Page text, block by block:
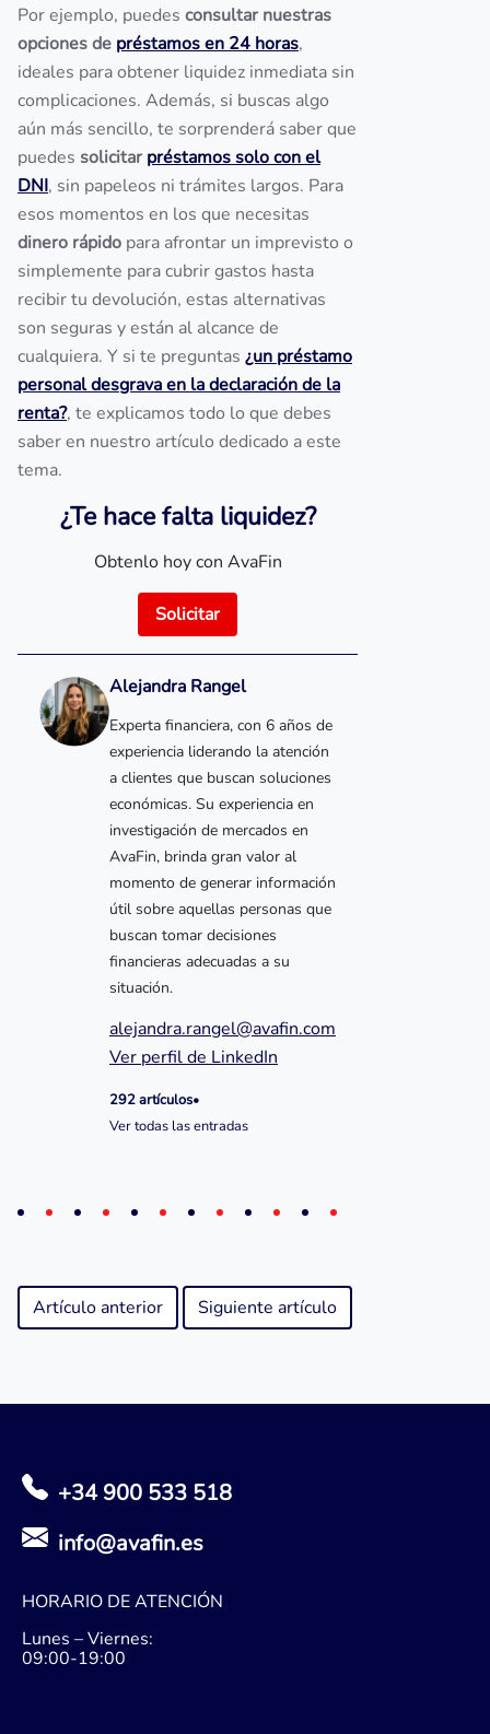
Por ejemplo, puedes consultar nuestras
opciones de préstamos en 24 horas,
ideales para obtener liquidez inmediata sin
complicaciones. Además, si buscas algo
aún más sencillo, te sorprenderá saber que
puedes solicitarpréstamos solo con el
DNI, sin papeleos ni trámites largos. Para
esos momentos en los que necesitas
dinero rápido para afrontar un imprevisto o
simplemente para cubrir gastos hasta
recibir tu devolución, estas alternativas
son seguras y están al alcance de
cualquiera. Y si te preguntas ¿un préstamo
personal desgrava en la declaración de la
renta?, te explicamos todo lo que debes
saber en nuestro artículo dedicado a este
tema.
¿Te hace falta liquidez?
Obtenlo hoy con AvaFin
Solicitar
Alejandra Rangel
Experta financiera, con 6 años de
experiencia liderando la atención
a clientes que buscan soluciones
económicas. Su experiencia en
investigación de mercados en
AvaFin, brinda gran valor al
momento de generar información
útil sobre aquellas personas que
buscan tomar decisiones
financieras adecuadas a su
situación.
alejandra.rangel@avafin.com
Ver perfil de LinkedIn
292 artículos•
Ver todas las entradas
Artículo anterior Siguiente artículo
+34 900 533 518
info@avafin.es
HORARIO DE ATENCIÓN
Lunes – Viernes:
09:00-19:00